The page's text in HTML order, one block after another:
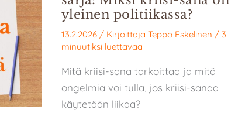
yleinen politiikassa?
13.2.2026 / Kirjoittaja Teppo Eskelinen / 3
minuutiksi luettavaa
Mitä kriisi-sana tarkoittaa ja mitä
ongelmia voi tulla, jos kriisi-sanaa
käytetään liikaa?